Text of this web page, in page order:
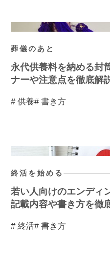
葬儀のあと
永代供養料を納める封
ナーや注意点を徹底解
# 供養# 書き方
終活を始める
若い人向けのエンディ
記載内容や書き方を徹
# 終活# 書き方